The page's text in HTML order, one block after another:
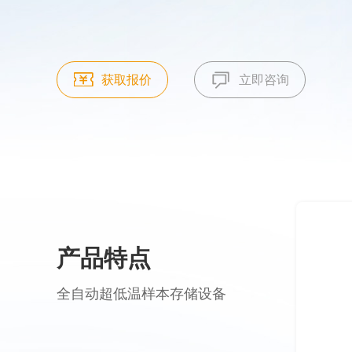
获取报价 立即咨询
产品特点
全自动超低温样本存储设备
多台组网